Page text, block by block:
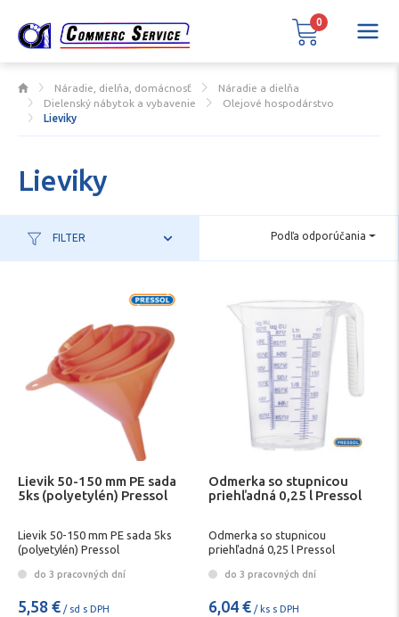
Náradie, dielňa, domácnosť
Náradie a dielňa
Dielenský nábytok a vybavenie
Olejové hospodárstvo
Lieviky
Lieviky
FILTER Podľa odporúčania
Lievik 50-150 mm PE sada
5ks (polyetylén) Pressol
Lievik 50-150 mm PE sada 5ks
(polyetylén) Pressol
do 3 pracovných dní
5,58 € / sd s DPH
Odmerka so stupnicou
priehľadná 0,25 l Pressol
Odmerka so stupnicou
priehľadná 0,25 l Pressol
do 3 pracovných dní
6,04 € / ks s DPH
0